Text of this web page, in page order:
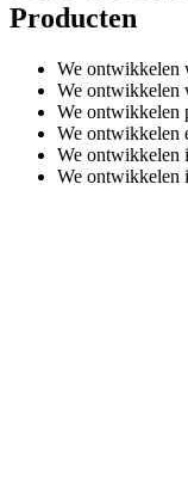
Producten
We ontwikkelen
We ontwikkelen
We ontwikkelen
We ontwikkelen
We ontwikkelen
We ontwikkelen